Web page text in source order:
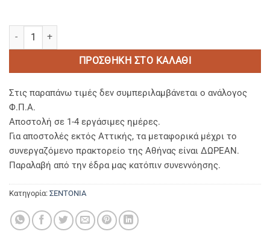
ΣΕΝΤΟΝΙ SUPER ΥΠΕΡΔΙΠΛΟ 300Χ305 ΒΑΜΒΑΚΟΣΑΤΕΝ ΡΙΓΕ 1cm
ΠΡΟΣΘΉΚΗ ΣΤΟ ΚΑΛΆΘΙ
Στις παραπάνω τιμές δεν συμπεριλαμβάνεται ο ανάλογος
Φ.Π.Α.
Αποστολή σε 1-4 εργάσιμες ημέρες.
Για αποστολές εκτός Αττικής, τα μεταφορικά μέχρι το
συνεργαζόμενο πρακτορείο της Αθήνας είναι ΔΩΡΕΑΝ.
Παραλαβή από την έδρα μας κατόπιν συνεννόησης.
Κατηγορία: ΣΕΝΤΟΝΙΑ